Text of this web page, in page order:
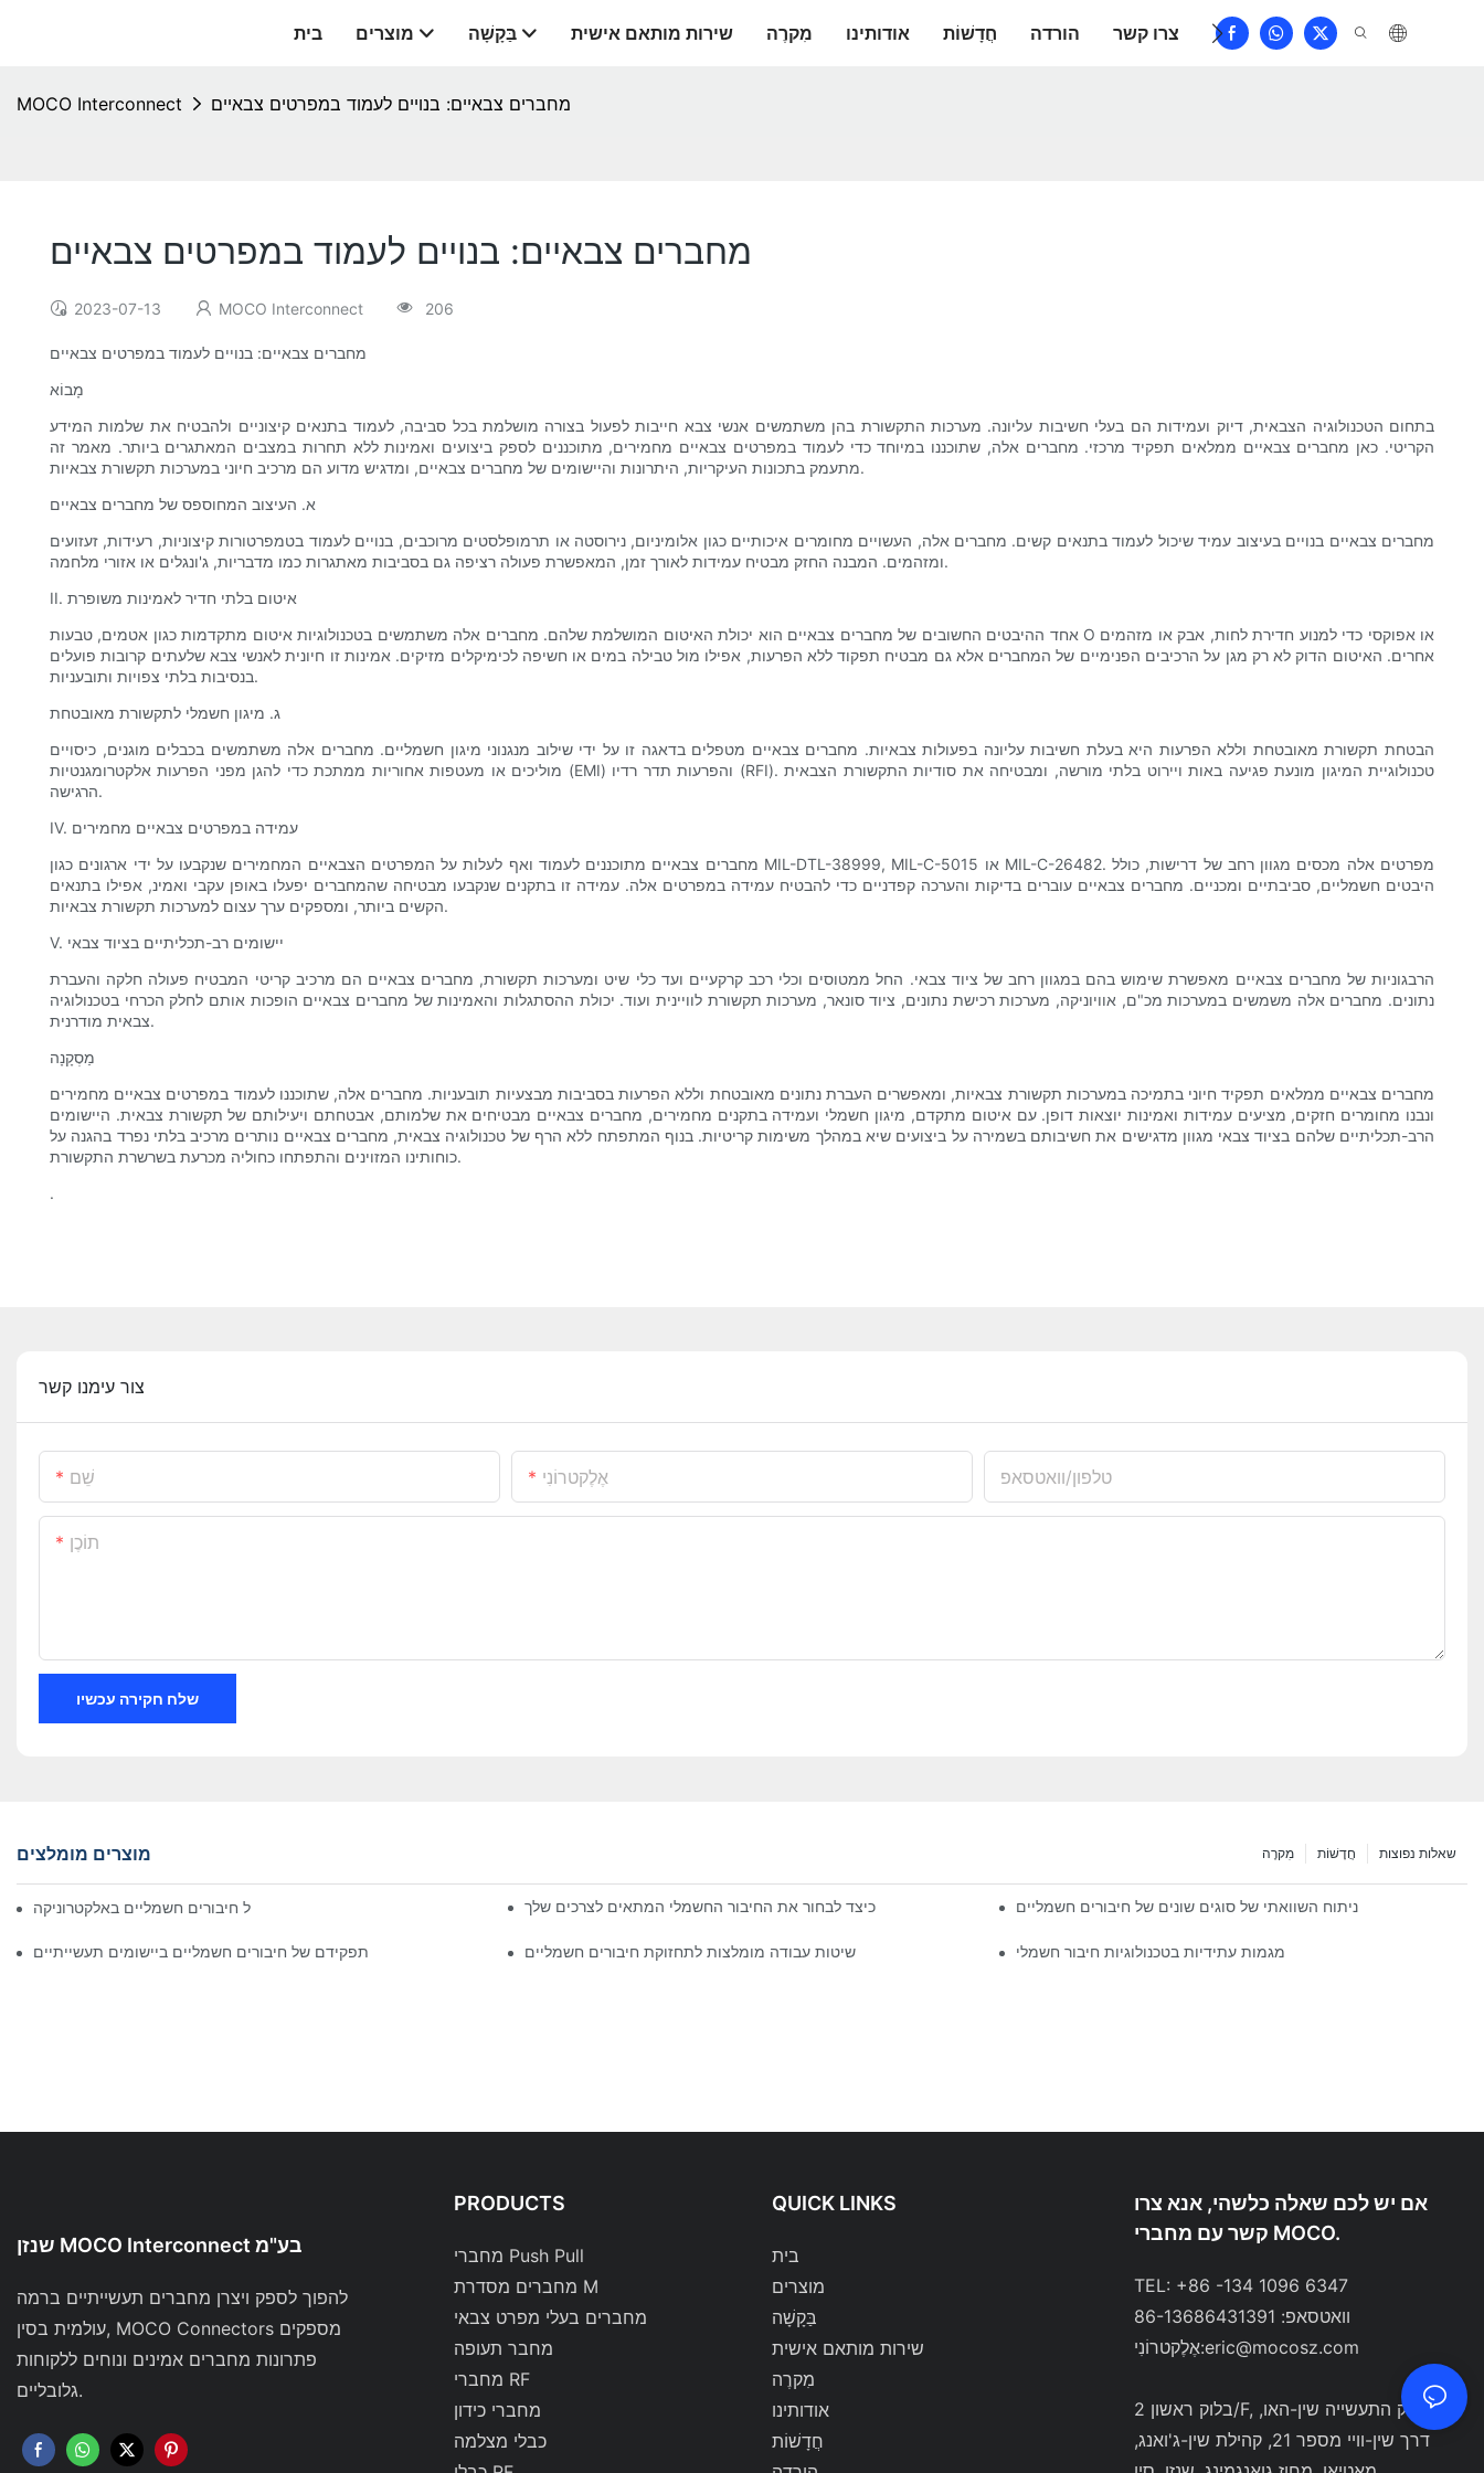
בית מוצרים בַּקָשָׁה שירות מותאם אישית מִקרֶה אודותינו חֲדָשׁוֹת הורדה צרו קשר שאלות נפוצות
MOCO Interconnect מחברים צבאיים: בנויים לעמוד במפרטים צבאיים
מחברים צבאיים: בנויים לעמוד במפרטים צבאיים
2023-07-13 MOCO Interconnect 206
מחברים צבאיים: בנויים לעמוד במפרטים צבאיים
מָבוֹא
בתחום הטכנולוגיה הצבאית, דיוק ועמידות הם בעלי חשיבות עליונה. מערכות התקשורת בהן משתמשים אנשי צבא חייבות לפעול בצורה מושלמת בכל סביבה, לעמוד בתנאים קיצוניים ולהבטיח את שלמות המידע
הקריטי. כאן מחברים צבאיים ממלאים תפקיד מרכזי. מחברים אלה, שתוכננו במיוחד כדי לעמוד במפרטים צבאיים מחמירים, מתוכננים לספק ביצועים ואמינות ללא תחרות במצבים המאתגרים ביותר. מאמר זה
מתעמק בתכונות העיקריות, היתרונות והיישומים של מחברים צבאיים, ומדגיש מדוע הם מרכיב חיוני במערכות תקשורת צבאיות.
א. העיצוב המחוספס של מחברים צבאיים
מחברים צבאיים בנויים בעיצוב עמיד שיכול לעמוד בתנאים קשים. מחברים אלה, העשויים מחומרים איכותיים כגון אלומיניום, נירוסטה או תרמופלסטים מרוכבים, בנויים לעמוד בטמפרטורות קיצוניות, רעידות, זעזועים
ומזהמים. המבנה החזק מבטיח עמידות לאורך זמן, המאפשרת פעולה רציפה גם בסביבות מאתגרות כמו מדבריות, ג'ונגלים או אזורי מלחמה.
II. איטום בלתי חדיר לאמינות משופרת
אחד ההיבטים החשובים של מחברים צבאיים הוא יכולת האיטום המושלמת שלהם. מחברים אלה משתמשים בטכנולוגיות איטום מתקדמות כגון אטמים, טבעות O או אפוקסי כדי למנוע חדירת לחות, אבק או מזהמים
אחרים. האיטום הדוק לא רק מגן על הרכיבים הפנימיים של המחברים אלא גם מבטיח תפקוד ללא הפרעות, אפילו מול טבילה במים או חשיפה לכימיקלים מזיקים. אמינות זו חיונית לאנשי צבא שלעתים קרובות פועלים
בנסיבות בלתי צפויות ותובעניות.
ג. מיגון חשמלי לתקשורת מאובטחת
הבטחת תקשורת מאובטחת וללא הפרעות היא בעלת חשיבות עליונה בפעולות צבאיות. מחברים צבאיים מטפלים בדאגה זו על ידי שילוב מנגנוני מיגון חשמליים. מחברים אלה משתמשים בכבלים מוגנים, כיסויים
מוליכים או מעטפות אחוריות ממתכת כדי להגן מפני הפרעות אלקטרומגנטיות (EMI) והפרעות תדר רדיו (RFI). טכנולוגיית המיגון מונעת פגיעה באות ויירוט בלתי מורשה, ומבטיחה את סודיות התקשורת הצבאית
הרגישה.
IV. עמידה במפרטים צבאיים מחמירים
מחברים צבאיים מתוכננים לעמוד ואף לעלות על המפרטים הצבאיים המחמירים שנקבעו על ידי ארגונים כגון MIL-DTL-38999, MIL-C-5015 או MIL-C-26482. מפרטים אלה מכסים מגוון רחב של דרישות, כולל
היבטים חשמליים, סביבתיים ומכניים. מחברים צבאיים עוברים בדיקות והערכה קפדניים כדי להבטיח עמידה במפרטים אלה. עמידה זו בתקנים שנקבעו מבטיחה שהמחברים יפעלו באופן עקבי ואמינ, אפילו בתנאים
הקשים ביותר, ומספקים ערך עצום למערכות תקשורת צבאיות.
V. יישומים רב-תכליתיים בציוד צבאי
הרבגוניות של מחברים צבאיים מאפשרת שימוש בהם במגוון רחב של ציוד צבאי. החל ממטוסים וכלי רכב קרקעיים ועד כלי שיט ומערכות תקשורת, מחברים צבאיים הם מרכיב קריטי המבטיח פעולה חלקה והעברת
נתונים. מחברים אלה משמשים במערכות מכ"ם, אוויוניקה, מערכות רכישת נתונים, ציוד סונאר, מערכות תקשורת לוויינית ועוד. יכולת ההסתגלות והאמינות של מחברים צבאיים הופכות אותם לחלק הכרחי בטכנולוגיה
צבאית מודרנית.
מַסְקָנָה
מחברים צבאיים ממלאים תפקיד חיוני בתמיכה במערכות תקשורת צבאיות, ומאפשרים העברת נתונים מאובטחת וללא הפרעות בסביבות מבצעיות תובעניות. מחברים אלה, שתוכננו לעמוד במפרטים צבאיים מחמירים
ונבנו מחומרים חזקים, מציעים עמידות ואמינות יוצאות דופן. עם איטום מתקדם, מיגון חשמלי ועמידה בתקנים מחמירים, מחברים צבאיים מבטיחים את שלמותם, אבטחתם ויעילותם של תקשורת צבאית. היישומים
הרב-תכליתיים שלהם בציוד צבאי מגוון מדגישים את חשיבותם בשמירה על ביצועים שיא במהלך משימות קריטיות. בנוף המתפתח ללא הרף של טכנולוגיה צבאית, מחברים צבאיים נותרים מרכיב בלתי נפרד בהגנה על
כוחותינו המזוינים והתפתחו כחוליה מכרעת בשרשרת התקשורת.
.
צור עימנו קשר
שֵׁם אֶלֶקטרוֹנִי טלפון/וואטסאפ
תוֹכֶן
שלח חקירה עכשיו
מוצרים מומלצים שאלות נפוצות חֲדָשׁוֹת מִקרֶה
השפעת הטכנולוגיה על חיבורים חשמליים באלקטרוניקה כיצד לבחור את החיבור החשמלי המתאים לצרכים שלך ניתוח השוואתי של סוגים שונים של חיבורים חשמליים
תפקידם של חיבורים חשמליים ביישומים תעשייתיים שיטות עבודה מומלצות לתחזוקת חיבורים חשמליים מגמות עתידיות בטכנולוגיות חיבור חשמלי
שנזן MOCO Interconnect בע"מ
להפוך לספק ויצרן מחברים תעשייתיים ברמה
עולמית בסין, MOCO Connectors מספקים
פתרונות מחברים אמינים ונוחים ללקוחות
גלובליים.
PRODUCTS
מחברי Push Pull
מחברים מסדרת M
מחברים בעלי מפרט צבאי
מחבר תעופה
מחברי RF
מחברי כידון
כבלי מצלמה
QUICK LINKS
בית
מוצרים
בַּקָשָׁה
שירות מותאם אישית
מִקרֶה
אודותינו
חֲדָשׁוֹת
אם יש לכם שאלה כלשהי, אנא צרו
קשר עם מחברי MOCO.
TEL: +86 -134 1096 6347
וואטסאפ: 86-13686431391
אֶלֶקטרוֹנִי:eric@mocosz.com
בלוק ראשון 2/F, פארק התעשייה שין-האו,
דרך שין-וויי מספר 21, קהילת שין-ג'ואנג,